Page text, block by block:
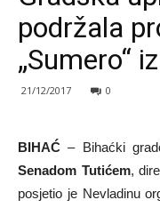
podržala
„Sumero“
21/12/2017 0
BIHAĆ– Bihaćki
Senadom Tutićem,
posjetio je Nevladinu